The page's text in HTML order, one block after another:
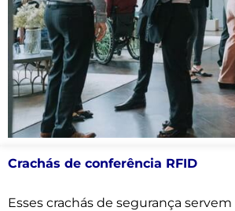
Crachás de conferência RFID
Esses crachás de segurança